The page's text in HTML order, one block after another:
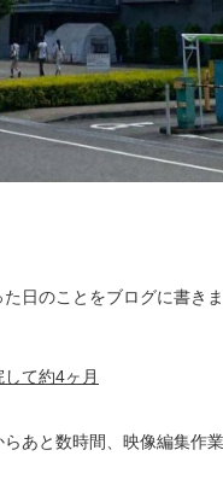
日のことをブログに書きま
て約4ヶ月
あと数時間、映像編集作業